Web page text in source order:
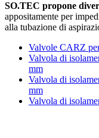
SO.TEC propone
appositamente per
alla tubazione di
Valvole CARZ
Valvola di
mm
Valvola di
mm
Valvola di